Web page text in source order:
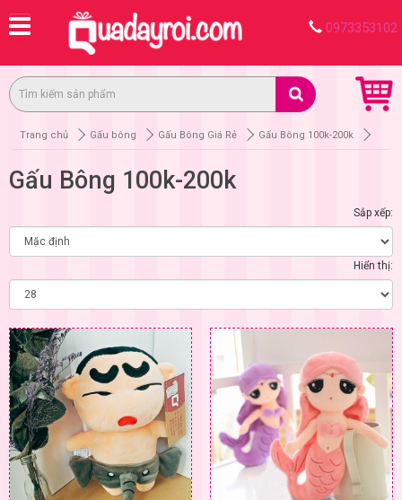
0973353102
Trang chủ Gấu bông Gấu Bông Giá Rẻ Gấu Bông 100k-200k
Gấu Bông 100k-200k
Sắp xếp:
Hiển thị: